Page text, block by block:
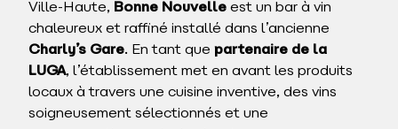
Ville-Haute, Bonne Nouvelle est un bar à vin
chaleureux et raffiné installé dans l’ancienne
Charly’s Gare. En tant que partenaire de la
LUGA, l’établissement met en avant les produits
locaux à travers une cuisine inventive, des vins
soigneusement sélectionnés et une